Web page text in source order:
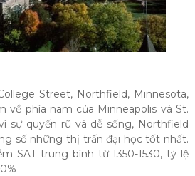
Street, Northfield, Minnesota,
về phía nam của Minneapolis và St.
sự quyến rũ và dễ sống, Northfield
số những thị trấn đại học tốt nhất.
SAT trung bình từ 1350-1530, tỷ lệ